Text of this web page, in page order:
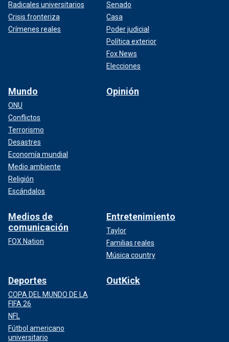
Radicales universitarios
Crisis fronteriza
Crímenes reales
Senado
Casa
Poder judicial
Política exterior
Fox News
Elecciones
Mundo
ONU
Conflictos
Terrorismo
Desastres
Economía mundial
Medio ambiente
Religión
Escándalos
Opinión
Medios de
comunicación
FOX Nation
Entretenimiento
Taylor
Familias reales
Música country
Deportes
COPA DEL MUNDO DE LA
FIFA 26
NFL
Fútbol americano
universitario
OutKick